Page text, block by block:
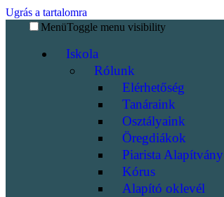
Ugrás a tartalomra
MenüToggle menu visibility
Iskola
Rólunk
Elérhetőség
Tanáraink
Osztályaink
Öregdiákok
Piarista Alapítvány
Kórus
Alapító oklevél